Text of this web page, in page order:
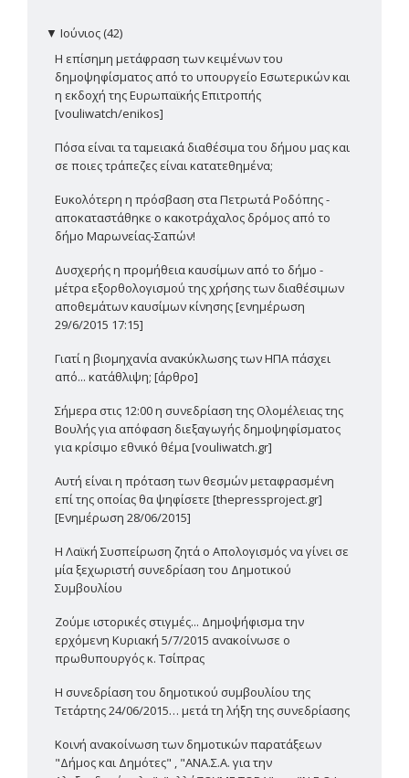
▼ Ιούνιος (42)
Η επίσημη μετάφραση των κειμένων του
δημοψηφίσματος από το υπουργείο Εσωτερικών και
η εκδοχή της Ευρωπαϊκής Επιτροπής
[vouliwatch/enikos]
Πόσα είναι τα ταμειακά διαθέσιμα του δήμου μας και
σε ποιες τράπεζες είναι κατατεθημένα;
Ευκολότερη η πρόσβαση στα Πετρωτά Ροδόπης -
αποκαταστάθηκε ο κακοτράχαλος δρόμος από το
δήμο Μαρωνείας-Σαπών!
Δυσχερής η προμήθεια καυσίμων από το δήμο -
μέτρα εξορθολογισμού της χρήσης των διαθέσιμων
αποθεμάτων καυσίμων κίνησης [ενημέρωση
29/6/2015 17:15]
Γιατί η βιομηχανία ανακύκλωσης των ΗΠΑ πάσχει
από... κατάθλιψη; [άρθρο]
Σήμερα στις 12:00 η συνεδρίαση της Ολομέλειας της
Βουλής για απόφαση διεξαγωγής δημοψηφίσματος
για κρίσιμο εθνικό θέμα [vouliwatch.gr]
Αυτή είναι η πρόταση των θεσμών μεταφρασμένη
επί της οποίας θα ψηφίσετε [thepressproject.gr]
[Ενημέρωση 28/06/2015]
Η Λαϊκή Συσπείρωση ζητά ο Απολογισμός να γίνει σε
μία ξεχωριστή συνεδρίαση του Δημοτικού
Συμβουλίου
Ζούμε ιστορικές στιγμές... Δημοψήφισμα την
ερχόμενη Κυριακή 5/7/2015 ανακοίνωσε ο
πρωθυπουργός κ. Τσίπρας
Η συνεδρίαση του δημοτικού συμβουλίου της
Τετάρτης 24/06/2015… μετά τη λήξη της συνεδρίασης
Κοινή ανακοίνωση των δημοτικών παρατάξεων
"Δήμος και Δημότες" , "ΑΝΑ.Σ.Α. για την